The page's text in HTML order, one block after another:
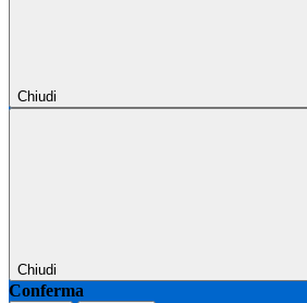
Chiudi
Chiudi
Conferma